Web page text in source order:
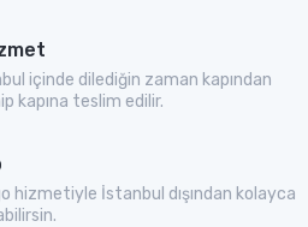
içinde dilediğin zaman kapından
kapına teslim edilir.
hizmetiyle İstanbul dışından kolayca